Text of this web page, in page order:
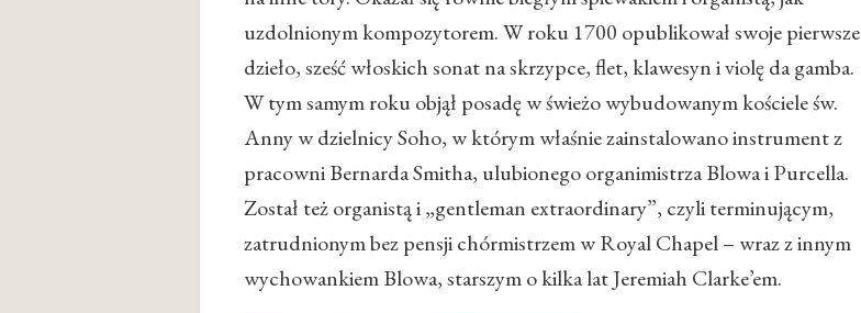
uzdolnionym kompozytorem. W roku 1700 opublikował swoje pierwsze
dzieło, sześć włoskich sonat na skrzypce, flet, klawesyn i violę da gamba.
W tym samym roku objął posadę w świeżo wybudowanym kościele św.
Anny w dzielnicy Soho, w którym właśnie zainstalowano instrument z
pracowni Bernarda Smitha, ulubionego organimistrza Blowa i Purcella.
Został też organistą i „gentleman extraordinary”, czyli terminującym,
zatrudnionym bez pensji chórmistrzem w Royal Chapel – wraz z innym
wychowankiem Blowa, starszym o kilka lat Jeremiah Clarke’em.